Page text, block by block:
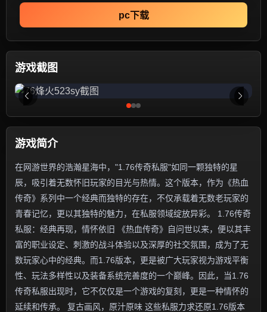
pc下载
游戏截图
游戏简介
在网游世界的浩瀚星海中，"1.76传奇私服"如同一颗独特的星
辰，吸引着无数怀旧玩家的目光与热情。这个版本，作为《热血
传奇》系列中一个经典而独特的存在，不仅承载着无数老玩家的
青春记忆，更以其独特的魅力，在私服领域绽放异彩。 1.76传奇
私服：经典再现，情怀依旧 《热血传奇》自问世以来，便以其丰
富的职业设定、刺激的战斗体验以及深厚的社交氛围，成为了无
数玩家心中的经典。而1.76版本，更是被广大玩家视为游戏平衡
性、玩法多样性以及装备系统完善度的一个巅峰。因此，当1.76
传奇私服出现时，它不仅仅是一个游戏的复刻，更是一种情怀的
延续和传承。 复古画风，原汁原味 这些私服力求还原1.76版本